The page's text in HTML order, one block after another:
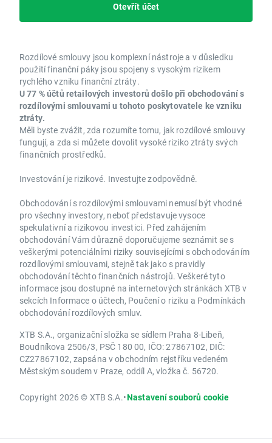
Otevřít účet
Rozdílové smlouvy jsou komplexní nástroje a v důsledku
použití finanční páky jsou spojeny s vysokým rizikem
rychlého vzniku finanční ztráty.
U 77 % účtů retailových investorů došlo při obchodování s
rozdílovými smlouvami u tohoto poskytovatele ke vzniku
ztráty.
Měli byste zvážit, zda rozumíte tomu, jak rozdílové smlouvy
fungují, a zda si můžete dovolit vysoké riziko ztráty svých
finančních prostředků.
Investování je rizikové. Investujte zodpovědně.
Obchodování s rozdílovými smlouvami nemusí být vhodné
pro všechny investory, neboť představuje vysoce
spekulativní a rizikovou investici. Před zahájením
obchodování Vám důrazně doporučujeme seznámit se s
veškerými potenciálními riziky souvisejícími s obchodováním
rozdílovými smlouvami, stejně tak jako s pravidly
obchodování těchto finančních nástrojů. Veškeré tyto
informace jsou dostupné na internetových stránkách XTB v
sekcích Informace o účtech, Poučení o riziku a Podmínkách
obchodování rozdílových smluv.
XTB S.A., organizační složka se sídlem Praha 8-Libeň,
Boudníkova 2506/3, PSČ 180 00, IČO: 27867102, DIČ:
CZ27867102, zapsána v obchodním rejstříku vedeném
Městským soudem v Praze, oddíl A, vložka č. 56720.
Copyright 2026 © XTB S.A.•Nastavení souborů cookie